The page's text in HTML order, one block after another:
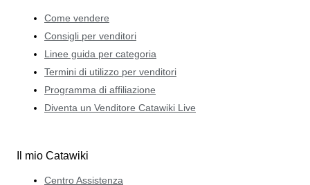
Come vendere
Consigli per venditori
Linee guida per categoria
Termini di utilizzo per venditori
Programma di affiliazione
Diventa un Venditore Catawiki Live
Il mio Catawiki
Centro Assistenza